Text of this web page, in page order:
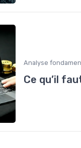
Analyse
Ce qu’il